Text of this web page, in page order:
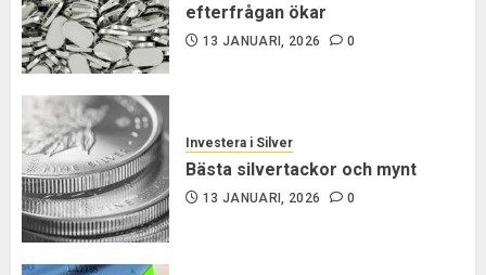
efterfrågan ökar
13 JANUARI, 2026 0
Investera i Silver
Bästa silvertackor och mynt
13 JANUARI, 2026 0